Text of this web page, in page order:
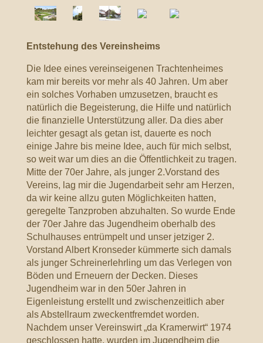
Entstehung des Vereinsheims
Die Idee eines vereinseigenen Trachtenheimes
kam mir bereits vor mehr als 40 Jahren. Um aber
ein solches Vorhaben umzusetzen, braucht es
natürlich die Begeisterung, die Hilfe und natürlich
die finanzielle Unterstützung aller. Da dies aber
leichter gesagt als getan ist, dauerte es noch
einige Jahre bis meine Idee, auch für mich selbst,
so weit war um dies an die Öffentlichkeit zu tragen.
Mitte der 70er Jahre, als junger 2.Vorstand des
Vereins, lag mir die Jugendarbeit sehr am Herzen,
da wir keine allzu guten Möglichkeiten hatten,
geregelte Tanzproben abzuhalten. So wurde Ende
der 70er Jahre das Jugendheim oberhalb des
Schulhauses entrümpelt und unser jetziger 2.
Vorstand Albert Kronseder kümmerte sich damals
als junger Schreinerlehrling um das Verlegen von
Böden und Erneuern der Decken. Dieses
Jugendheim war in den 50er Jahren in
Eigenleistung erstellt und zwischenzeitlich aber
als Abstellraum zweckentfremdet worden.
Nachdem unser Vereinswirt „da Kramerwirt“ 1974
geschlossen hatte, wurden im Jugendheim die